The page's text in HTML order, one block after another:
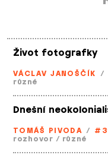
Život fotografky
VÁCLAV JANOŠČÍK /
různé
Dnešní
TOMÁŠ PIVODA /
rozhovor / různé